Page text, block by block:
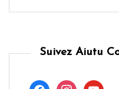
Suivez Aiutu
facebookinstagramyoutube